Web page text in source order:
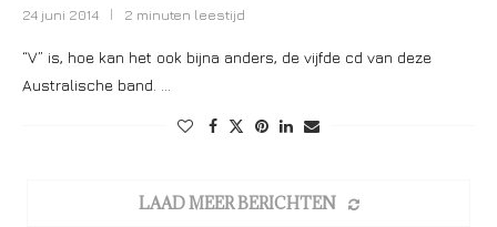
24 juni 2014 2 minuten leestijd
“V” is, hoe kan het ook bijna anders, de vijfde cd van deze
Australische band. …
LAAD MEER BERICHTEN